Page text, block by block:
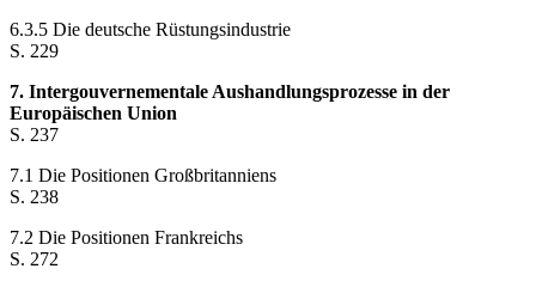
6.3.5 Die deutsche Rüstungsindustrie
S. 229
7. Intergouvernementale Aushandlungsprozesse in der
Europäischen Union
S. 237
7.1 Die Positionen Großbritanniens
S. 238
7.2 Die Positionen Frankreichs
S. 272